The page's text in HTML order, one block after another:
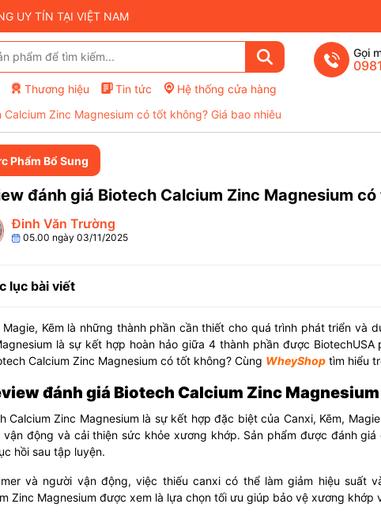
UY TÍN TẠI VIỆT NAM
Thương hiệu Tin tức Hệ thống cửa hàng
Gọi
Zinc Magnesium có tốt không? Giá bao nhiêu
Phẩm Bổ Sung
đánh giá Biotech Calcium Zinc Magnesium
Đinh Văn Trường
05.00 ngày 03/11/2025
lục bài viết
Magie, Kẽm là những thành phần cần thiết cho quá trình phát triển và
là sự kết hợp hoàn hảo giữa 4 thành phần được
Calcium Zinc Magnesium có tốt không? Cùng WheyShop tìm hiểu
đánh giá Biotech Calcium Zinc Magnesium
Calcium Zinc Magnesium là sự kết hợp đặc biệt của Canxi, Kẽm,
vận động và cải thiện sức khỏe xương khớp. Sản phẩm được đánh
hồi sau tập luyện.
và người vận động, việc thiếu canxi có thể làm giảm hiệu suất
Zinc Magnesium được xem là lựa chọn tối ưu giúp bảo vệ xương khớp